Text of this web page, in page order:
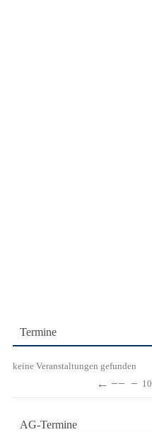
Termine
keine Veranstaltungen gefunden
← −− − 10
AG-Termine